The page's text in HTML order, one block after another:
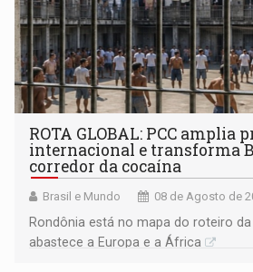
ROTA GLOBAL: PCC amplia
internacional e transforma
corredor da cocaína
Brasil e Mundo 08 de Agosto de
Rondônia está no mapa do roteiro
abastece a Europa e a África